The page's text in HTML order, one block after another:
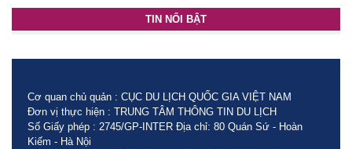
TIN NỔI BẬT
Cơ quan chủ quản : CỤC DU LỊCH QUỐC GIA VIỆT NAM
Đơn vị thực hiện : TRUNG TÂM THÔNG TIN DU LỊCH
Số Giấy phép : 2745/GP-INTER Địa chỉ: 80 Quán Sứ - Hoàn
Kiếm - Hà Nội